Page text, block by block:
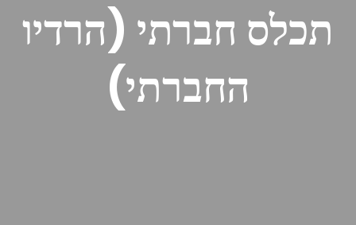
תכלס חברתי (הרדיו
החברתי)